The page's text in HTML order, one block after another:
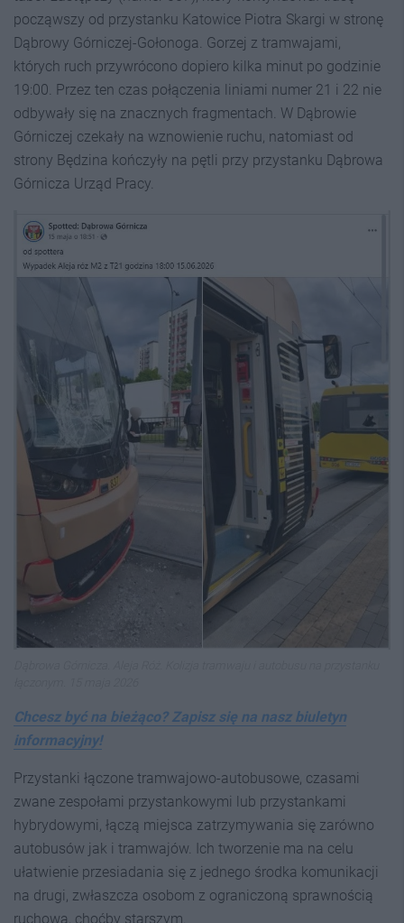
począwszy od przystanku Katowice Piotra Skargi w stronę
Dąbrowy Górniczej-Gołonoga. Gorzej z tramwajami,
których ruch przywrócono dopiero kilka minut po godzinie
19:00. Przez ten czas połączenia liniami numer 21 i 22 nie
odbywały się na znacznych fragmentach. W Dąbrowie
Górniczej czekały na wznowienie ruchu, natomiast od
strony Będzina kończyły na pętli przy przystanku Dąbrowa
Górnicza Urząd Pracy.
Chcesz być na bieżąco? Zapisz się na nasz biuletyn
informacyjny!
Przystanki łączone tramwajowo-autobusowe, czasami
zwane zespołami przystankowymi lub przystankami
hybrydowymi, łączą miejsca zatrzymywania się zarówno
autobusów jak i tramwajów. Ich tworzenie ma na celu
ułatwienie przesiadania się z jednego środka komunikacji
na drugi, zwłaszcza osobom z ograniczoną sprawnością
ruchową, choćby starszym.